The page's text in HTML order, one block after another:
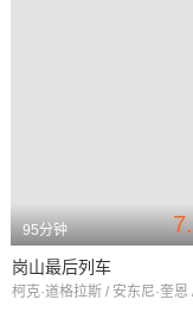
95分钟
岗山最后列车